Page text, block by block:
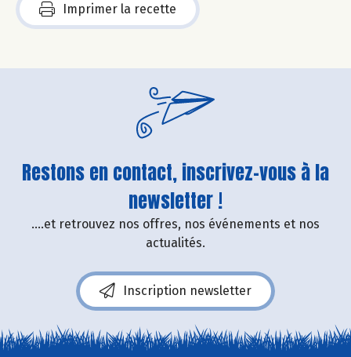
Imprimer la recette
Restons en contact, inscrivez-vous à la
newsletter !
....et retrouvez nos offres, nos événements et nos
actualités.
Inscription newsletter